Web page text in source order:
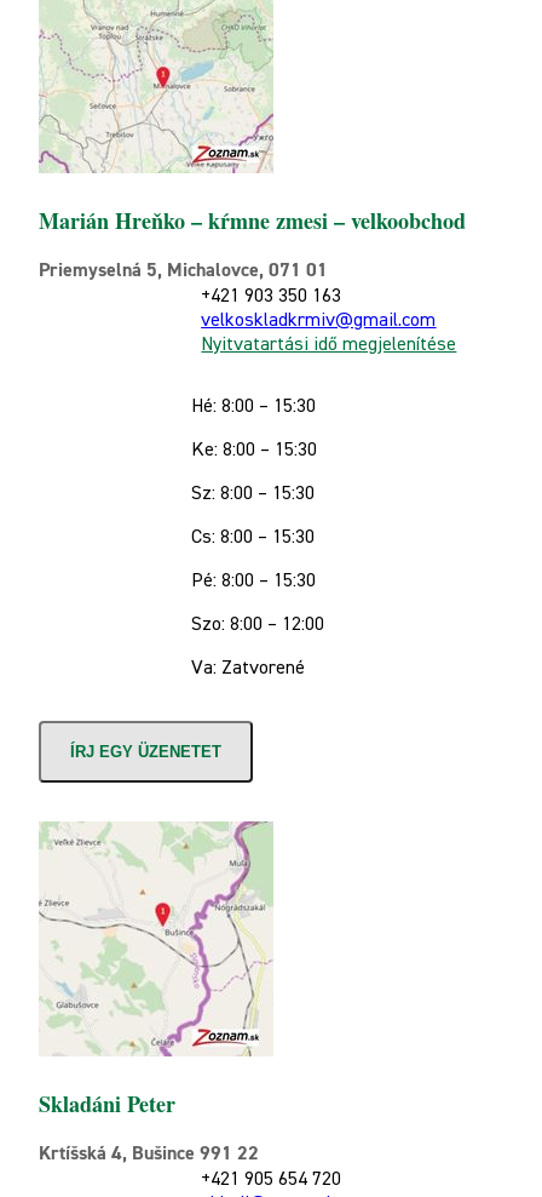
Marián Hreňko – kŕmne zmesi – velkoobchod
Priemyselná 5, Michalovce, 071 01
+421 903 350 163
velkoskladkrmiv@gmail.com
Nyitvatartási idő megjelenítése
Hé: 8:00 – 15:30
Ke: 8:00 – 15:30
Sz: 8:00 – 15:30
Cs: 8:00 – 15:30
Pé: 8:00 – 15:30
Szo: 8:00 – 12:00
Va: Zatvorené
ÍRJ EGY ÜZENETET
Skladáni Peter
Krtíšská 4, Bušince 991 22
+421 905 654 720